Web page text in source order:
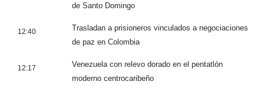
de Santo Domingo
12:40
Trasladan a prisioneros vinculados a negociaciones
de paz en Colombia
12:17
Venezuela con relevo dorado en el pentatlón
moderno centrocaribeño